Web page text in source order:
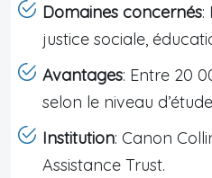
Domaines concernés:
justice sociale,
Avantages: Entre 20
selon le niveau
Institution: Canon
Assistance Trust.